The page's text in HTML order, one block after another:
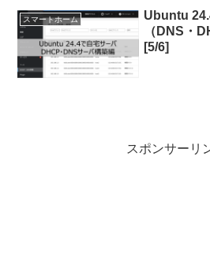
スマートホーム
Ubuntu
（DNS・
[5/6]
スポンサーリ